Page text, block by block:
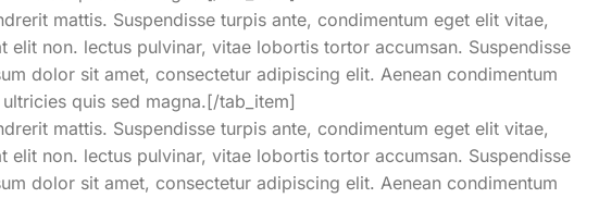
mattis. Suspendisse turpis ante, condimentum eget elit vitae,
non. lectus pulvinar, vitae lobortis tortor accumsan. Suspendisse
dolor sit amet, consectetur adipiscing elit. Aenean condimentum
quis sed magna.[/tab_item]
mattis. Suspendisse turpis ante, condimentum eget elit vitae,
non. lectus pulvinar, vitae lobortis tortor accumsan. Suspendisse
dolor sit amet, consectetur adipiscing elit. Aenean condimentum